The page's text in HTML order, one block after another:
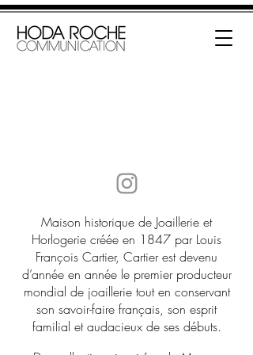
Maison historique de Joaillerie et
Horlogerie créée en 1847 par Louis
François Cartier, Cartier est devenu
d’année en année le premier producteur
mondial de joaillerie tout en conservant
son savoir-faire français, son esprit
familial et audacieux de ses débuts.